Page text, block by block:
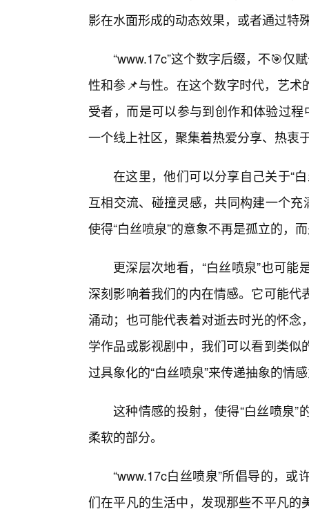
影在水面形成的动态效果，或者通过特
“www.17c”这个数字后缀，不🎯仅
性和参📌与性。在这个数字时代，艺
受者，而是可以参与到创作和体验过
一个线上社区，聚集着热爱分享、热衷
在这里，他们可以分享自己关于“
互相交流、碰撞灵感，共同构建一个
使得“白丝喷泉”的意象不再是孤立的，
更深层次地看，“白丝喷泉”也可
深刻影响着我们的内在情感。它可能
涌动；也可能代表着对逝去时光的怀
学作品或影视剧中，我们可以看到类
过具象化的“白丝喷泉”来传递抽象的情
这种情感的投射，使得“白丝喷泉
柔软的部分。
“www.17c白丝喷泉”所倡导的，
们在平凡的生活中，发现那些不平凡